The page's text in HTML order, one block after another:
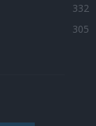
332
305